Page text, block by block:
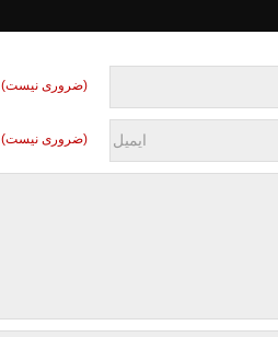
(ضروری نیست)
(ضروری نیست)